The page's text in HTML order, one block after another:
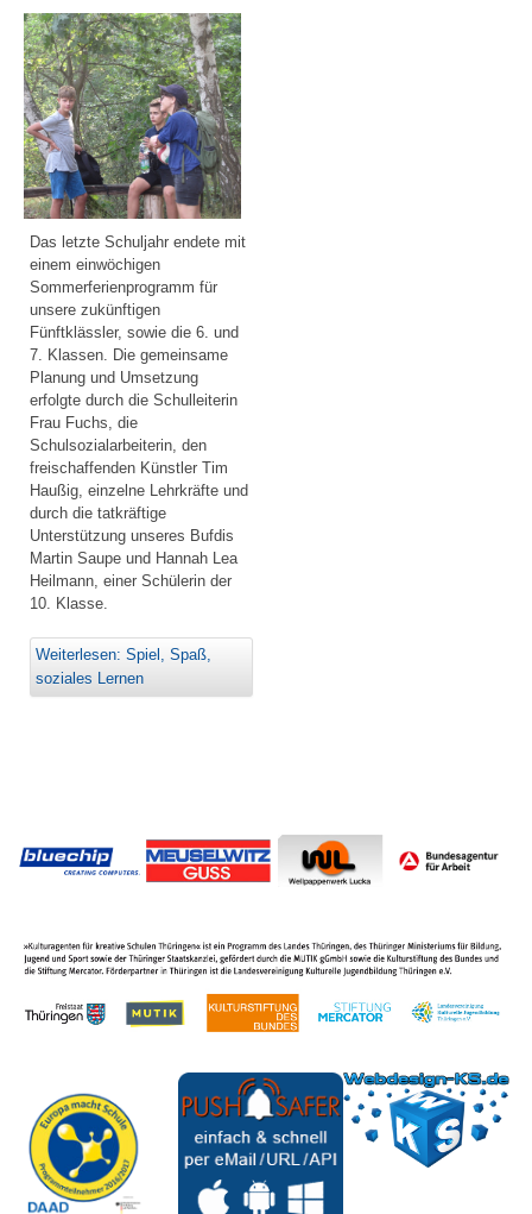
Das letzte Schuljahr endete mit
einem einwöchigen
Sommerferienprogramm für
unsere zukünftigen
Fünftklässler, sowie die 6. und
7. Klassen. Die gemeinsame
Planung und Umsetzung
erfolgte durch die Schulleiterin
Frau Fuchs, die
Schulsozialarbeiterin, den
freischaffenden Künstler Tim
Haußig, einzelne Lehrkräfte und
durch die tatkräftige
Unterstützung unseres Bufdis
Martin Saupe und Hannah Lea
Heilmann, einer Schülerin der
10. Klasse.
Weiterlesen: Spiel, Spaß,
soziales Lernen